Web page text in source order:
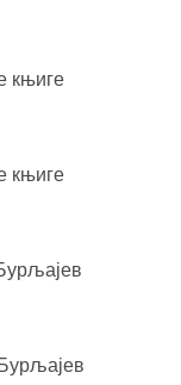
књиге
књиге